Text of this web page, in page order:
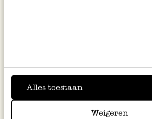
Alles toestaan
Weigeren
20,31 / kg
inkl. MwSt zzgl. Versandkosten
197,50 / kg
inkl. MwSt